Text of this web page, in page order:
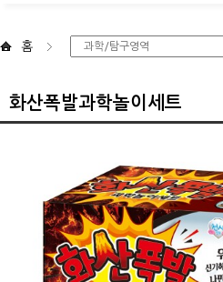
홈
화산폭발과학놀이세트